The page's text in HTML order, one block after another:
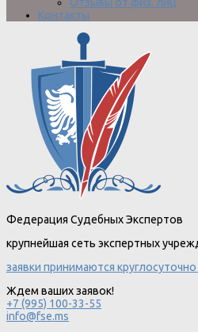
Отзывы от физ. лиц
Контакты
Федерация Судебных Экспертов
крупнейшая сеть экспертных
заявки принимаются
Ждем ваших заявок!
+7 (995) 100-33-55
info@fse.ms